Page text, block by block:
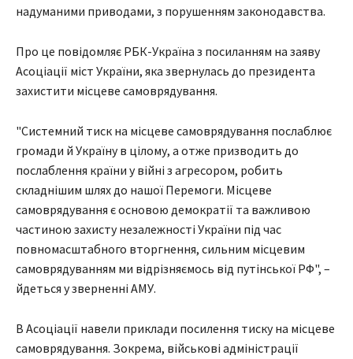
надуманими приводами, з порушенням законодавства.
Про це повідомляє РБК-Україна з посиланням на заяву
Асоціації міст України, яка звернулась до президента
захистити місцеве самоврядування.
"Системний тиск на місцеве самоврядування послаблює
громади й Україну в цілому, а отже призводить до
послаблення країни у війні з агресором, робить
складнішим шлях до нашої Перемоги. Місцеве
самоврядування є основою демократії та важливою
частиною захисту незалежності України під час
повномасштабного вторгнення, сильним місцевим
самоврядуванням ми відрізняємось від путінської РФ", –
йдеться у зверненні АМУ.
В Асоціації навели приклади посилення тиску на місцеве
самоврядування. Зокрема, військові адміністрації